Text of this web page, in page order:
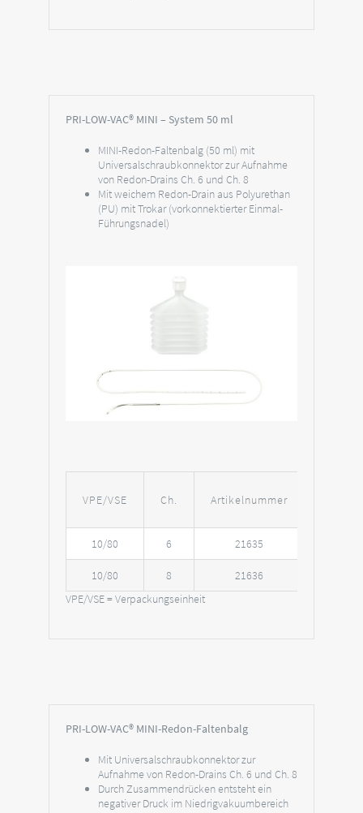
PRI-LOW-VAC® MINI – System 50 ml
MINI-Redon-Faltenbalg (50 ml) mit
Universalschraubkonnektor zur Aufnahme
von Redon-Drains Ch. 6 und Ch. 8
Mit weichem Redon-Drain aus Polyurethan
(PU) mit Trokar (vorkonnektierter Einmal-
Führungsnadel)
VPE/VSE Ch. Artikelnummer
10/80 6 21635
10/80 8
21636
VPE/VSE = Verpackungseinheit
PRI-LOW-VAC® MINI-Redon-Faltenbalg
Mit Universalschraubkonnektor zur
Aufnahme von Redon-Drains Ch. 6 und Ch. 8
Durch Zusammendrücken entsteht ein
negativer Druck im Niedrigvakuumbereich